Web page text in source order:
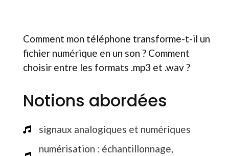
Comment mon téléphone transforme-t-il un
fichier numérique en un son ? Comment
choisir entre les formats .mp3 et .wav ?
Notions abordées
signaux analogiques et numériques
numérisation : échantillonnage,